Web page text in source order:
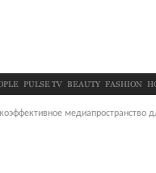
PULSE TV BEAUTY FASHION
медиапространство